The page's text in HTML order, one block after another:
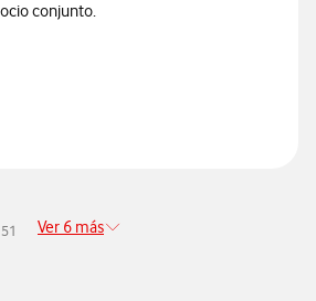
conjunto.
Ver 6 más